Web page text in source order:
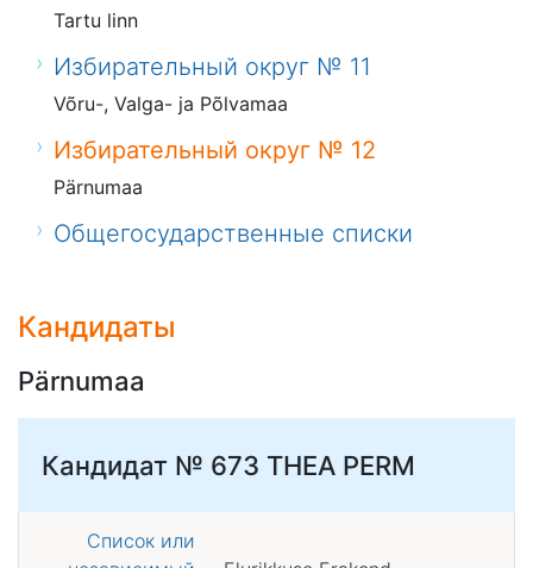
Tartu linn
Избирательный округ № 11
Võru-, Valga- ja Põlvamaa
Избирательный округ № 12
Pärnumaa
Общегосударственные списки
Кандидаты
Pärnumaa
Кандидат № 673 THEA PERM
Список или